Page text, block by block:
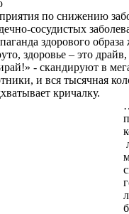
по снижению
сосудистых
здорового
здоровье – это
- скандируют в
и вся тысячная
кричалку.